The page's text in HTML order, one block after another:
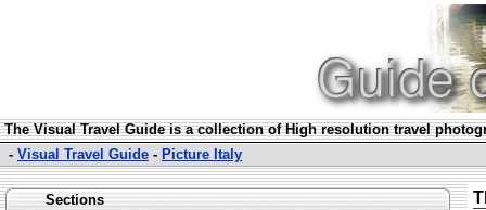
The Visual Travel Guide is a collection of High resolution travel
- Visual Travel Guide - Picture Italy
Sections